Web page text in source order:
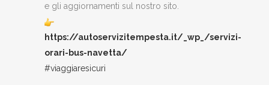
e gli aggiornamenti sul nostro sito.
https://autoservizitempesta.it/_wp_/servizi-
orari-bus-navetta/
#viaggiaresicuri